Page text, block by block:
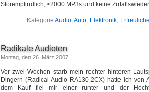
Störempfindlich, <2000 MP3s und keine
Kategorie Audio,Auto, Elektronik,
Radikale Audioten
Montag, den 26. März 2007
Vor zwei Wochen starb mein rechter hinteren
Dingern (Radical Audio RA130.2CX) hatte ich von
dem Kauf fiel mir einer runter und der